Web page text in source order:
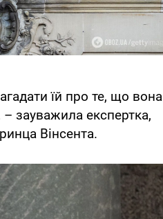
їй про те, що вона
зауважила експертка,
Вінсента.